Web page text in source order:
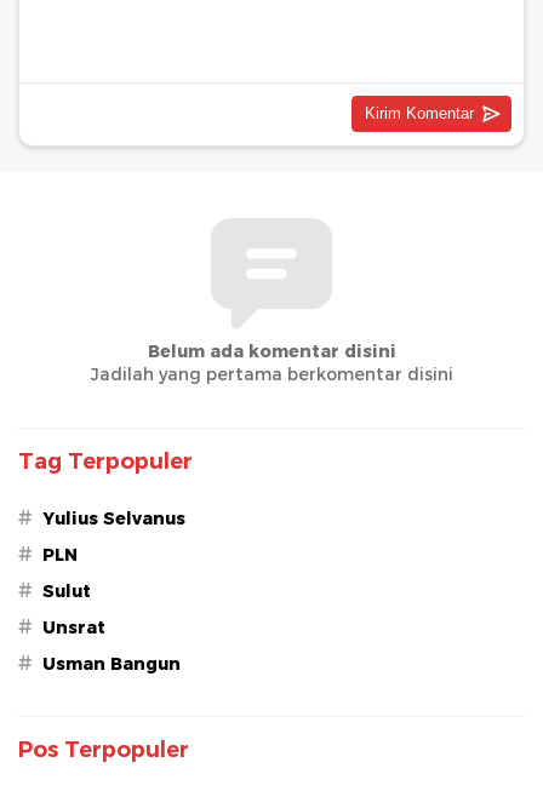
Belum ada komentar disini
Jadilah yang pertama berkomentar disini
Tag Terpopuler
# Yulius Selvanus
# PLN
# Sulut
# Unsrat
# Usman Bangun
Pos Terpopuler